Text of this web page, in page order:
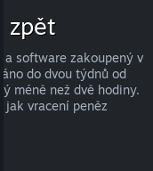
zpět
a software zakoupený v
do dvou týdnů od
méně než dvě hodiny.
jak vracení peněz